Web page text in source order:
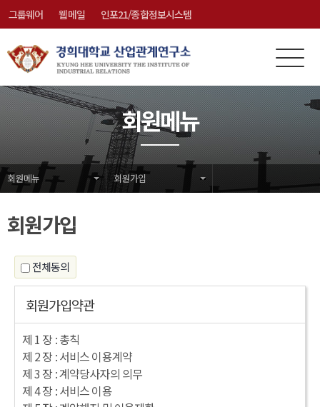
그룹웨어 웹메일 인포21/종합정보시스템
전
체
메
뉴
메
뉴
닫
기
회원메뉴
회원메뉴 회원가입
회원가입
전체동의
회원가입약관